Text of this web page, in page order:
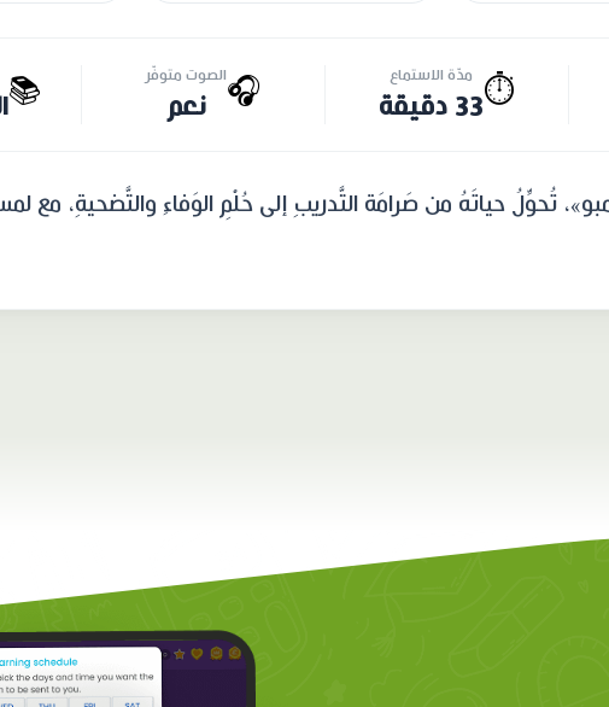
⏱️ مدّة الاستماع
33 دقيقة 🎧الصوت متوفّر
نعم 📚
تُحوِّلُ حياتَهُ من صَرامَة التَّدريبِ إلى حُلْمِ الوَفاءِ والتَّضحيةِ، مع